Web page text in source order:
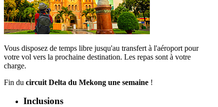
Vous disposez de temps libre jusqu'au transfert à l'aéroport pour
votre vol vers la prochaine destination. Les repas sont à votre
charge.
Fin du circuit Delta du Mekong une semaine !
Inclusions